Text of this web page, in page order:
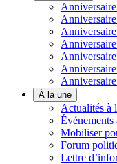
À la une
Actualités à
Événements
Mobiliser
Forum
Lettre